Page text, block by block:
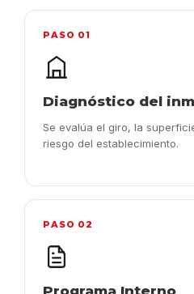
PASO 01
Diagnóstico del
Se evalúa el giro, la
riesgo del establecimiento.
PASO 02
Programa Interno